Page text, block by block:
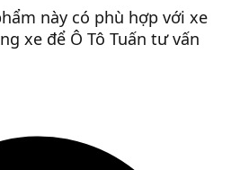
này có phù hợp với xe
xe để Ô Tô Tuấn tư vấn